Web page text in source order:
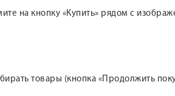
на кнопку «Купить» рядом с
товары (кнопка «Продолжить